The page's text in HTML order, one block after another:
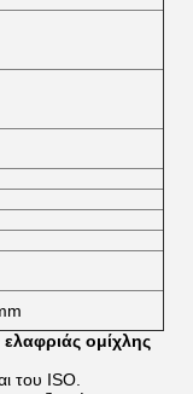
ομίχλης
του ISO.